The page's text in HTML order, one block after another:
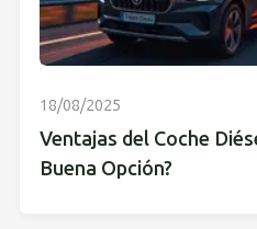
18/08/2025
Ventajas del Coche
Buena Opción?